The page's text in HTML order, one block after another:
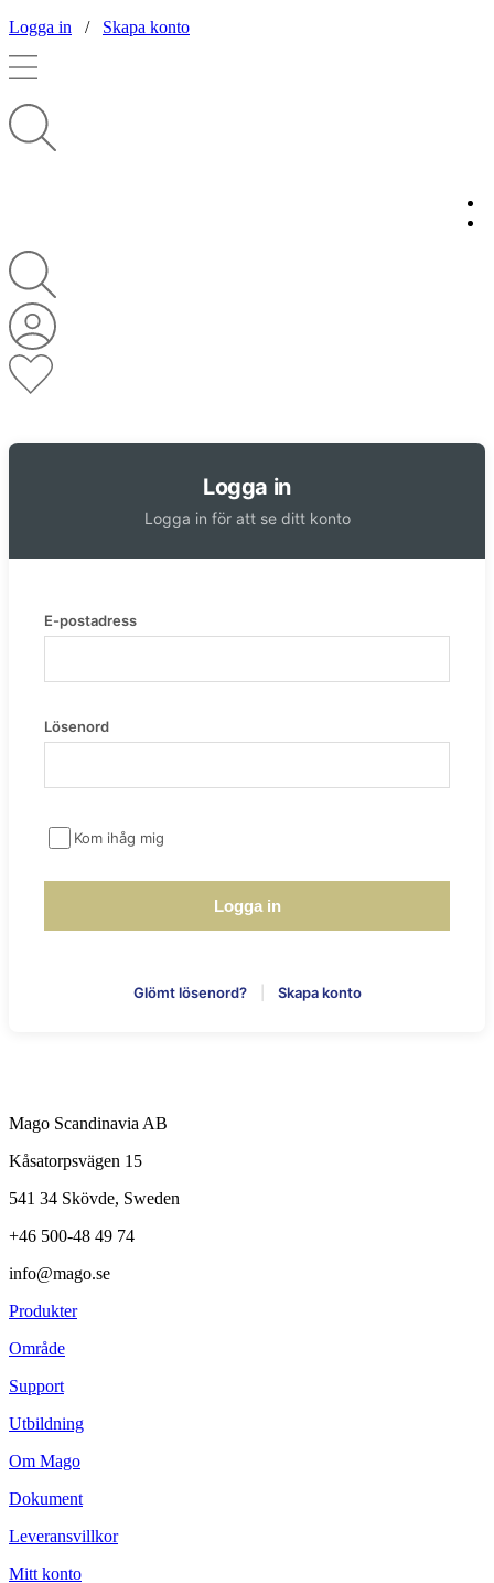
Logga in / Skapa konto
Logga in
Logga in för att se ditt konto
E-postadress
Lösenord
Kom ihåg mig
Glömt lösenord? Skapa konto
Mago Scandinavia AB
Kåsatorpsvägen 15
541 34 Skövde, Sweden
+46 500-48 49 74
info@mago.se
Produkter
Område
Support
Utbildning
Om Mago
Dokument
Leveransvillkor
Mitt konto